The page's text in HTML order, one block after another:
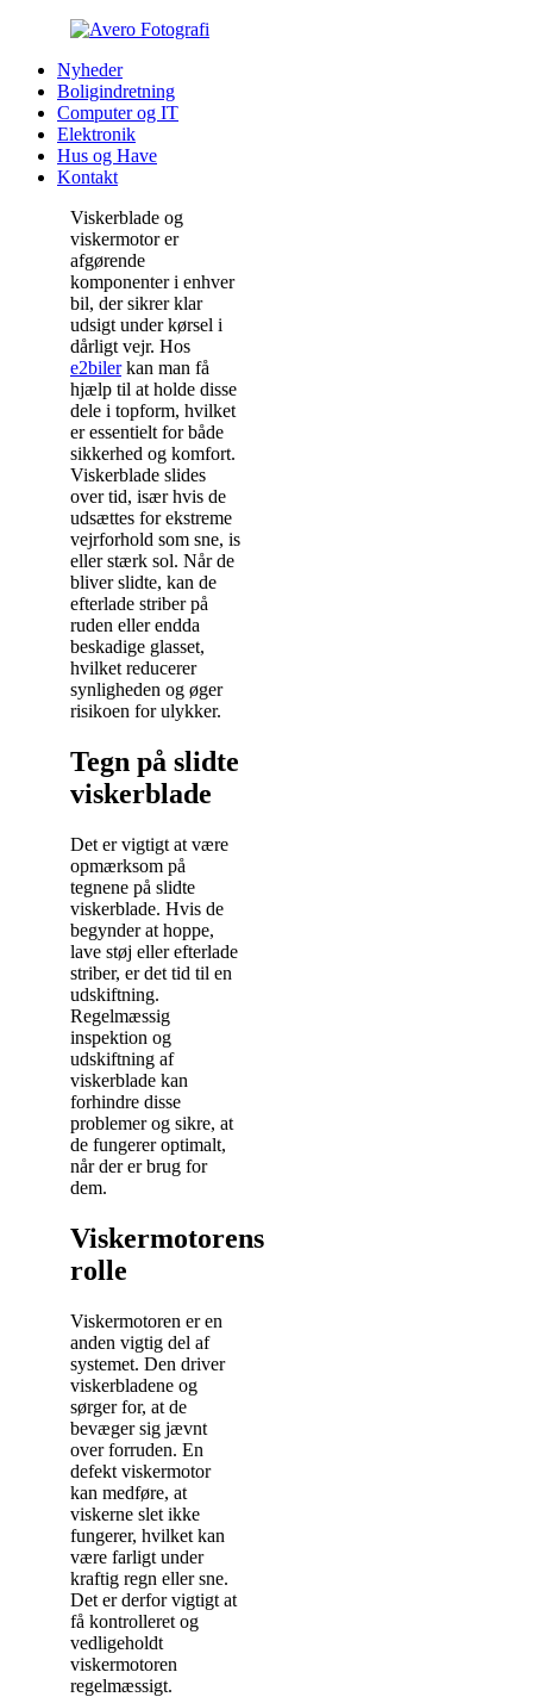
Nyheder
Boligindretning
Computer og IT
Elektronik
Hus og Have
Kontakt
Viskerblade og
viskermotor er
afgørende
komponenter i enhver
bil, der sikrer klar
udsigt under kørsel i
dårligt vejr. Hos
e2bilerkan man få
hjælp til at holde disse
dele i topform, hvilket
er essentielt for både
sikkerhed og komfort.
Viskerblade slides
over tid, især hvis de
udsættes for ekstreme
vejrforhold som sne, is
eller stærk sol. Når de
bliver slidte, kan de
efterlade striber på
ruden eller endda
beskadige glasset,
hvilket reducerer
synligheden og øger
risikoen for ulykker.
Tegn på slidte
viskerblade
Det er vigtigt at være
opmærksom på
tegnene på slidte
viskerblade. Hvis de
begynder at hoppe,
lave støj eller efterlade
striber, er det tid til en
udskiftning.
Regelmæssig
inspektion og
udskiftning af
viskerblade kan
forhindre disse
problemer og sikre, at
de fungerer optimalt,
når der er brug for
dem.
Viskermotorens
rolle
Viskermotoren er en
anden vigtig del af
systemet. Den driver
viskerbladene og
sørger for, at de
bevæger sig jævnt
over forruden. En
defekt viskermotor
kan medføre, at
viskerne slet ikke
fungerer, hvilket kan
være farligt under
kraftig regn eller sne.
Det er derfor vigtigt at
få kontrolleret og
vedligeholdt
viskermotoren
regelmæssigt.